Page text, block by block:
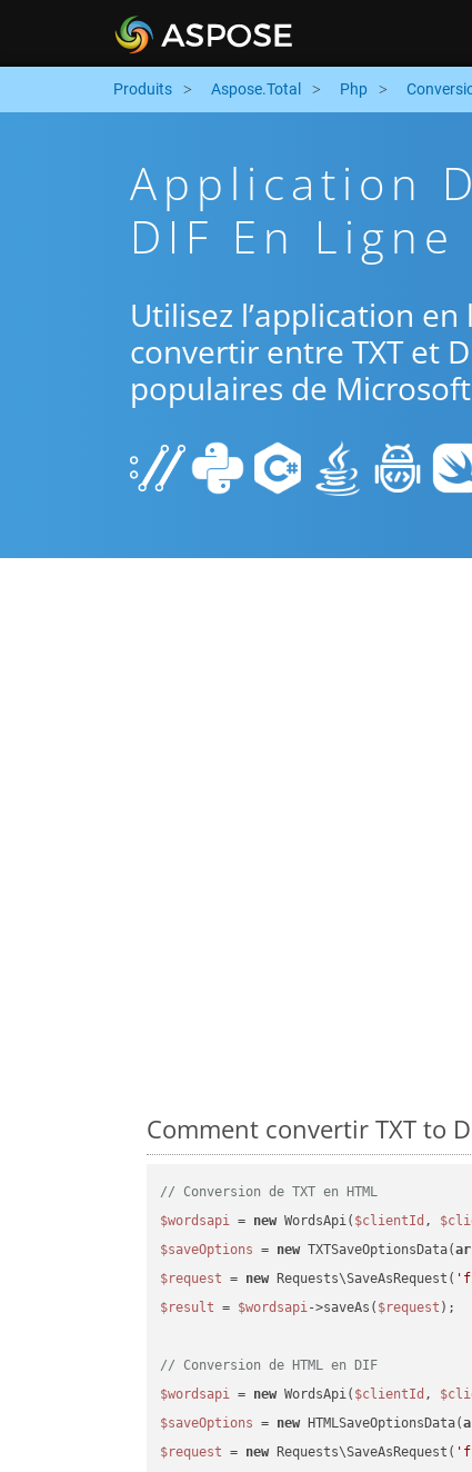
Produits Aspose.Total Php
Application
DIF En
Utilisez l’application
convertir entre TXT et
populaires de Microsoft
Comment convertir TXT to
// Conversion de TXT en HTML
$wordsapi = new WordsApi( $clientId ,
$saveOptions = new TXTSaveOptionsData(
$request = new Requests\SaveAsRequest(
$result = $wordsapi->saveAs( $request );
// Conversion de HTML en DIF
$wordsapi = new WordsApi( $clientId ,
$saveOptions = new HTMLSaveOptionsData(
$request = new Requests\SaveAsRequest(